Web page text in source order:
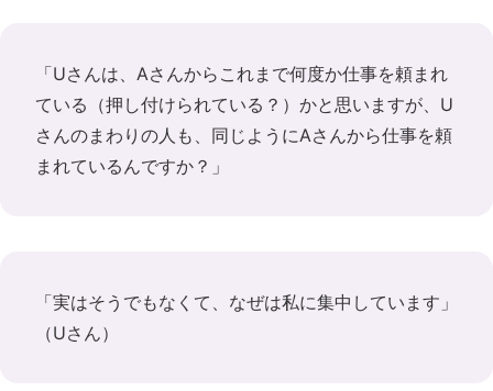
「Uさんは、Aさんからこれまで何度か仕事を頼まれ
ている（押し付けられている？）かと思いますが、U
さんのまわりの人も、同じようにAさんから仕事を頼
まれているんですか？」
「実はそうでもなくて、なぜは私に集中しています」
（Uさん）